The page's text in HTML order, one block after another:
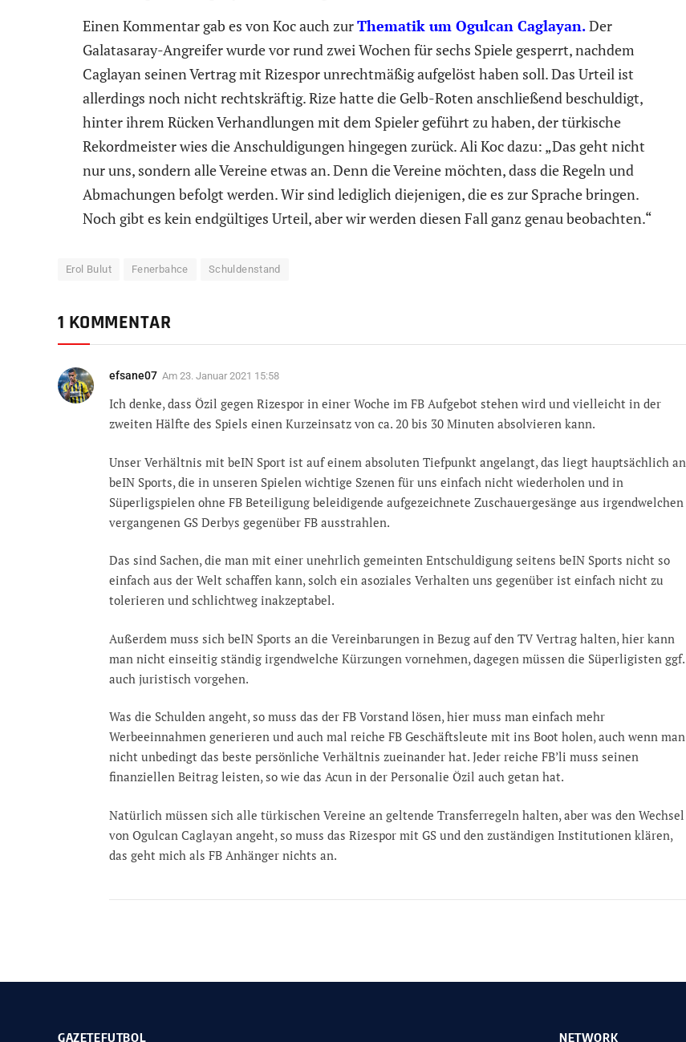
Einen Kommentar gab es von Koc auch zurThematik um Ogulcan Caglayan.Der
Galatasaray-Angreifer wurde vor rund zwei Wochen für sechs Spiele gesperrt, nachdem
Caglayan seinen Vertrag mit Rizespor unrechtmäßig aufgelöst haben soll. Das Urteil ist
allerdings noch nicht rechtskräftig. Rize hatte die Gelb-Roten anschließend beschuldigt,
hinter ihrem Rücken Verhandlungen mit dem Spieler geführt zu haben, der türkische
Rekordmeister wies die Anschuldigungen hingegen zurück. Ali Koc dazu: „Das geht nicht
nur uns, sondern alle Vereine etwas an. Denn die Vereine möchten, dass die Regeln und
Abmachungen befolgt werden. Wir sind lediglich diejenigen, die es zur Sprache bringen.
Noch gibt es kein endgültiges Urteil, aber wir werden diesen Fall ganz genau beobachten.“
Erol Bulut Fenerbahce Schuldenstand
1 KOMMENTAR
efsane07 Am 23. Januar 2021 15:58
Ich denke, dass Özil gegen Rizespor in einer Woche im FB Aufgebot stehen wird und vielleicht in der
zweiten Hälfte des Spiels einen Kurzeinsatz von ca. 20 bis 30 Minuten absolvieren kann.
Unser Verhältnis mit beIN Sport ist auf einem absoluten Tiefpunkt angelangt, das liegt hauptsächlich an
beIN Sports, die in unseren Spielen wichtige Szenen für uns einfach nicht wiederholen und in
Süperligspielen ohne FB Beteiligung beleidigende aufgezeichnete Zuschauergesänge aus irgendwelchen
vergangenen GS Derbys gegenüber FB ausstrahlen.
Das sind Sachen, die man mit einer unehrlich gemeinten Entschuldigung seitens beIN Sports nicht so
einfach aus der Welt schaffen kann, solch ein asoziales Verhalten uns gegenüber ist einfach nicht zu
tolerieren und schlichtweg inakzeptabel.
Außerdem muss sich beIN Sports an die Vereinbarungen in Bezug auf den TV Vertrag halten, hier kann
man nicht einseitig ständig irgendwelche Kürzungen vornehmen, dagegen müssen die Süperligisten ggf.
auch juristisch vorgehen.
Was die Schulden angeht, so muss das der FB Vorstand lösen, hier muss man einfach mehr
Werbeeinnahmen generieren und auch mal reiche FB Geschäftsleute mit ins Boot holen, auch wenn man
nicht unbedingt das beste persönliche Verhältnis zueinander hat. Jeder reiche FB’li muss seinen
finanziellen Beitrag leisten, so wie das Acun in der Personalie Özil auch getan hat.
Natürlich müssen sich alle türkischen Vereine an geltende Transferregeln halten, aber was den Wechsel
von Ogulcan Caglayan angeht, so muss das Rizespor mit GS und den zuständigen Institutionen klären,
das geht mich als FB Anhänger nichts an.
GAZETEFUTBOL NETWORK